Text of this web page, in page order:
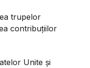
trupelor
contribuțiilor
Unite și